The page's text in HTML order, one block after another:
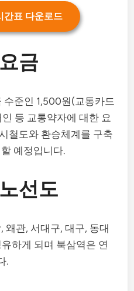
간표 다운로드
금
준인 1,500원(교통카드
등 교통약자에 대한 요
철도와 환승체계를 구축
예정입니다.
선도
왜관, 서대구, 대구, 동대
하게 되며 북삼역은 연
.